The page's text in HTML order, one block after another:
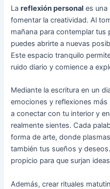
Lareflexión personal es una
fomentar la creatividad. Al
mañana para contemplar tus
puedes abrirte a nuevas
Este espacio tranquilo
ruido diario y comience a
Mediante la escritura en un
emociones y reflexiones
a conectar con tu interior y
realmente sientes. Cada
forma de arte, donde
también tus sueños y
propicio para que surjan
Además, crear rituales